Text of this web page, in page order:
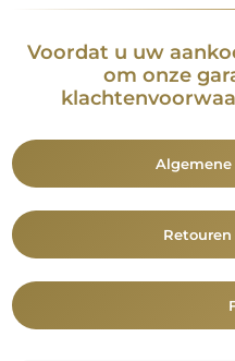
Voordat u uw
om onze
Algemene